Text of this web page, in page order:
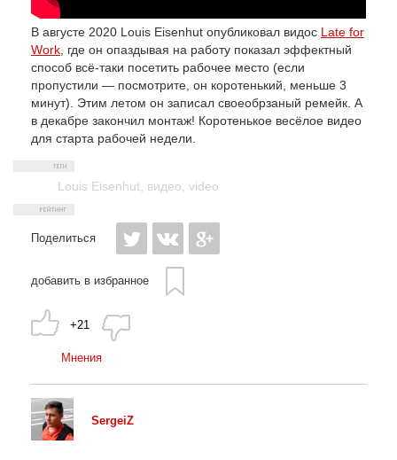
В августе 2020 Louis Eisenhut опубликовал видос Late for
Work , где он опаздывая на работу показал эффектный
способ всё-таки посетить рабочее место (если
пропустили — посмотрите, он коротенький, меньше 3
минут). Этим летом он записал своеобрзаный ремейк. А
в декабре закончил монтаж! Коротенькое весёлое видео
для старта рабочей недели.
Louis Eisenhut видео video
Поделиться
добавить в избранное
+21
Мнения
SergeiZ